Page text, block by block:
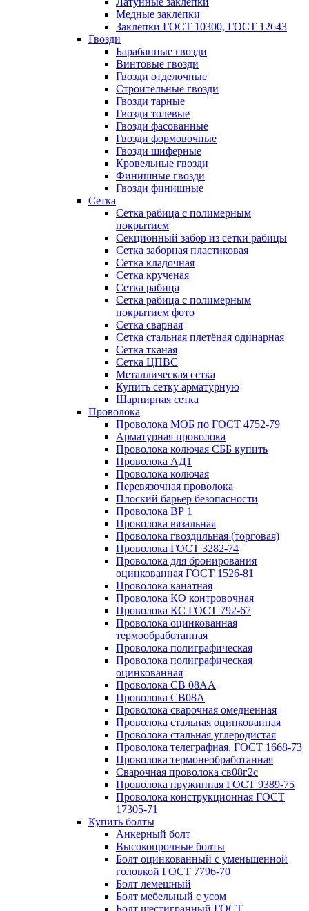
Медные заклёпки
Заклепки ГОСТ 10300, ГОСТ 12643
Гвозди
Барабанные гвозди
Винтовые гвозди
Гвозди отделочные
Строительные гвозди
Гвозди тарные
Гвозди толевые
Гвозди фасованные
Гвозди формовочные
Гвозди шиферные
Кровельные гвозди
Финишные гвозди
Гвозди финишные
Сетка
Сетка рабица с полимерным
покрытием
Секционный забор из сетки рабицы
Сетка заборная пластиковая
Сетка кладочная
Сетка крученая
Сетка рабица
Сетка рабица с полимерным
покрытием фото
Сетка сварная
Сетка стальная плетёная одинарная
Сетка тканая
Сетка ЦПВС
Металлическая сетка
Купить сетку арматурную
Шарнирная сетка
Проволока
Проволока МОБ по ГОСТ 4752-79
Арматурная проволока
Проволока колючая СББ купить
Проволока АД1
Проволока колючая
Перевязочная проволока
Плоский барьер безопасности
Проволока ВР 1
Проволока вязальная
Проволока гвоздильная (торговая)
Проволока ГОСТ 3282-74
Проволока для бронирования
оцинкованная ГОСТ 1526-81
Проволока канатная
Проволока КО контровочная
Проволока КС ГОСТ 792-67
Проволока оцинкованная
термообработанная
Проволока полиграфическая
Проволока полиграфическая
оцинкованная
Проволока СВ 08АА
Проволока СВ08А
Проволока сварочная омедненная
Проволока стальная оцинкованная
Проволока стальная углеродистая
Проволока телеграфная, ГОСТ 1668-73
Проволока термонеобработанная
Сварочная проволока св08г2с
Проволока пружинная ГОСТ 9389-75
Проволока конструкционная ГОСТ
17305-71
Купить болты
Анкерный болт
Высокопрочные болты
Болт оцинкованный с уменьшенной
головкой ГОСТ 7796-70
Болт лемешный
Болт мебельный с усом
Болт шестигранный ГОСТ